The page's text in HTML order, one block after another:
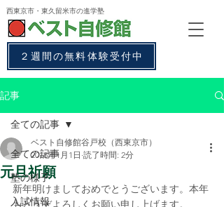
西東京市・東久留米市の進学塾
２週間の無料体験受付中
記事
全ての記事
塾の様子
入試情報
全ての記事
元旦祈願
ベスト自修館谷戸校（西東京市）
2018年1月1日 読了時間: 2分
新年明けましておめでとうございます。本年
もどうぞよろしくお願い申し上げます。